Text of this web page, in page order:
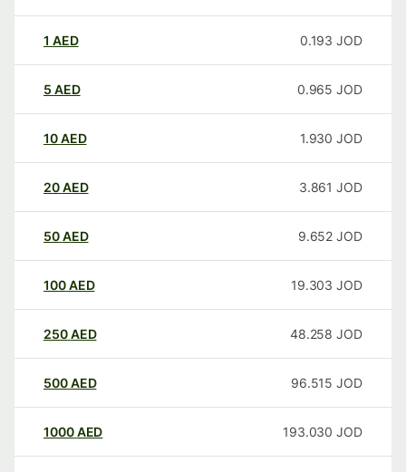
1 AED 0.193 JOD
5 AED 0.965 JOD
10AED 1.930 JOD
20AED 3.861 JOD
50AED 9.652 JOD
100AED 19.303 JOD
250AED 48.258 JOD
500AED 96.515 JOD
1000AED 193.030 JOD